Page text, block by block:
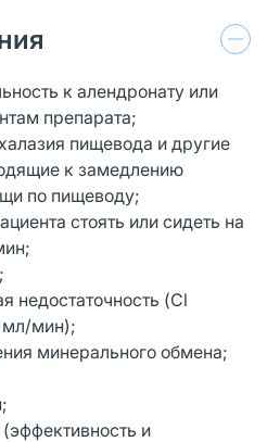
к алендронату или
препарата;
пищевода и другие
к замедлению
по пищеводу;
стоять или сидеть на
недостаточность (Cl
мл/мин);
минерального обмена;
и